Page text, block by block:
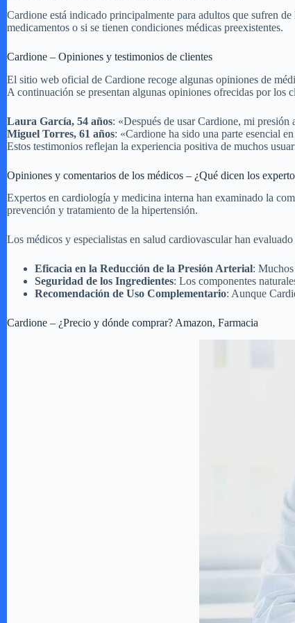
Cardione está indicado principalmente para adultos que sufren
medicamentos o si se tienen condiciones médicas preexistentes.
Cardione – Opiniones y testimonios de clientes
El sitio web oficial de Cardione recoge algunas opiniones de
A continuación se presentan algunas opiniones ofrecidas por
Laura García, 54 años: «Después de usar Cardione, mi
Miguel Torres, 61 años: «Cardione ha sido una parte esencial
Estos testimonios reflejan la experiencia positiva de muchos
Opiniones y comentarios de los médicos – ¿Qué dicen los
Expertos en cardiología y medicina interna han examinado la
prevención y tratamiento de la hipertensión.
Los médicos y especialistas en salud cardiovascular han
Eficacia en la Reducción de la Presión Arterial:
Seguridad de los Ingredientes: Los componentes
Recomendación de Uso Complementario: Aunque
Cardione – ¿Precio y dónde comprar? Amazon, Farmacia